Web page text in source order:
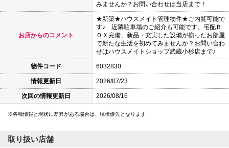
みませんか？お問い合わせは当店まで！
お店からのコメント
★新築★ハウスメイト管理物件★ご内覧可能で
す♪ 近隣駐車場のご紹介も可能です。宅配Ｂ
ＯＸ完備、新品・充実した設備が揃ったお部屋
で新たな生活を初めてみませんか？お問い合わ
せはハウスメイトショップ武蔵小杉店まで♪
物件コード 6032830
情報更新日 2026/07/23
次回の情報更新日 2026/08/16
各種情報と現状に差異がある場合は、現状優先となります
取り扱い店舗